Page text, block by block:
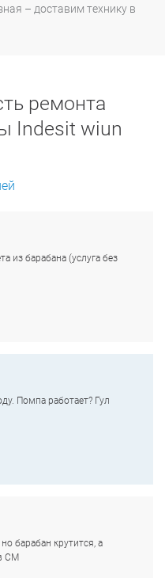
– доставим технику в
ремонта
Indesit wiun
из барабана (услуга без
Помпа работает? Гул
барабан крутится, а
СМ